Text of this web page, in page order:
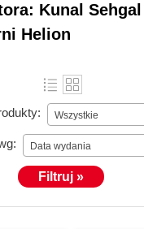
Kunal
Helion
Wszystkie
Data wydania
Filtruj »